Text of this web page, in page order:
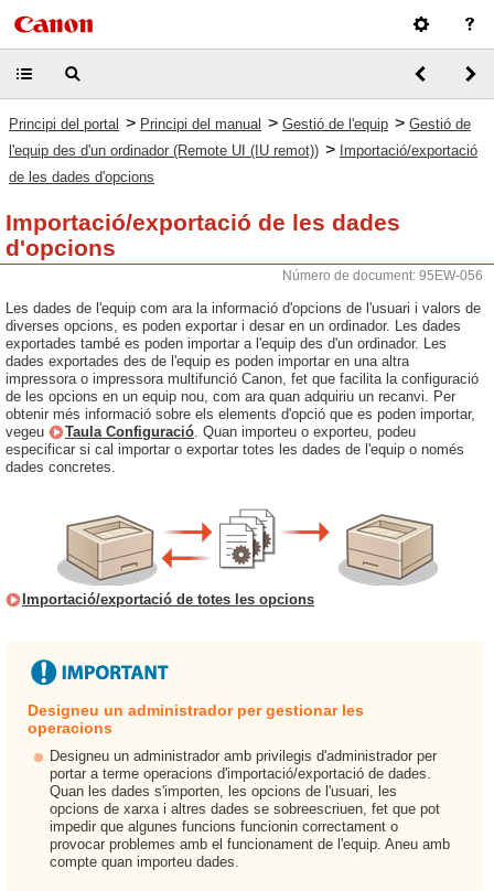
Principi del portal > Principi del manual > Gestió de l'equip > Gestió de
l'equip des d'un ordinador (Remote UI (IU remot)) > Importació/exportació
de les dades d'opcions
Importació/exportació de les dades
d'opcions
Número de document: 95EW-056
Les dades de l'equip com ara la informació d'opcions de l'usuari i valors de
diverses opcions, es poden exportar i desar en un ordinador. Les dades
exportades també es poden importar a l'equip des d'un ordinador. Les
dades exportades des de l'equip es poden importar en una altra
impressora o impressora multifunció Canon, fet que facilita la configuració
de les opcions en un equip nou, com ara quan adquiriu un recanvi. Per
obtenir més informació sobre els elements d'opció que es poden importar,
vegeu
Taula Configuració. Quan importeu o exporteu, podeu
especificar si cal importar o exportar totes les dades de l'equip o només
dades concretes.
Importació/exportació de totes les opcions
Designeu un administrador per gestionar les
operacions
Designeu un administrador amb privilegis d'administrador per
portar a terme operacions d'importació/exportació de dades.
Quan les dades s'importen, les opcions de l'usuari, les
opcions de xarxa i altres dades se sobreescriuen, fet que pot
impedir que algunes funcions funcionin correctament o
provocar problemes amb el funcionament de l'equip. Aneu amb
compte quan importeu dades.